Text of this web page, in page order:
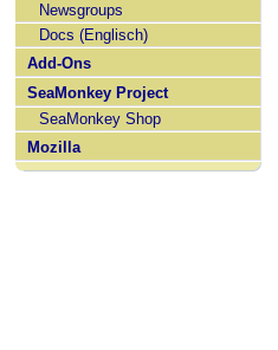
Newsgroups
Docs (Englisch)
Add-Ons
SeaMonkey Project
SeaMonkey Shop
Mozilla